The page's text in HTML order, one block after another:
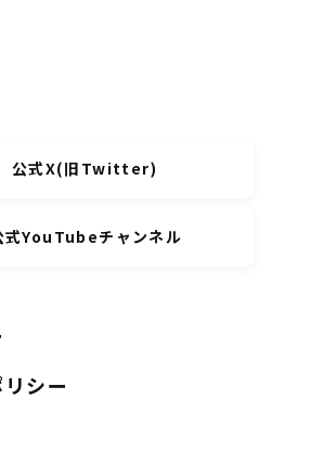
公式X(旧Twitter)
式YouTubeチャンネル
シー